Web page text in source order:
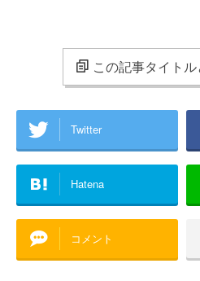
この記事タイト
Twitter
Hatena
コメント